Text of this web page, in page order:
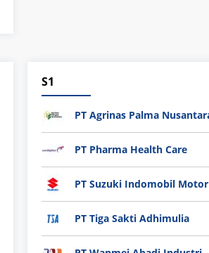
S1
PT Pharma Health Care
PT Suzuki Indomobil Motor
PT Tiga Sakti Adhimulia